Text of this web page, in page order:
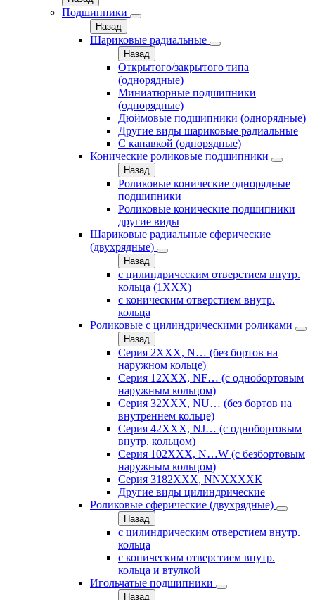
Подшипники
Назад
Шариковые радиальные
Назад
Открытого/закрытого типа
(однорядные)
Миниатюрные подшипники
(однорядные)
Дюймовые подшипники (однорядные)
Другие виды шариковые радиальные
С канавкой (однорядные)
Конические роликовые подшипники
Назад
Роликовые конические однорядные
подшипники
Роликовые конические подшипники
другие виды
Шариковые радиальные сферические
(двухрядные)
Назад
с цилиндрическим отверстием внутр.
кольца (1ХХХ)
с коническим отверстием внутр.
кольца
Роликовые с цилиндрическими роликами
Назад
Серия 2ХХХ, N… (без бортов на
наружном кольце)
Серия 12ХХХ, NF… (с однобортовым
наружным кольцом)
Серия 32ХХХ, NU… (без бортов на
внутреннем кольце)
Серия 42ХХХ, NJ… (с однобортовым
внутр. кольцом)
Серия 102ХХХ, N…W (с безбортовым
наружным кольцом)
Серия 3182ХХХ, NNХХХХК
Другие виды цилиндрические
Роликовые сферические (двухрядные)
Назад
с цилиндрическим отверстием внутр.
кольца
с коническим отверстием внутр.
кольца и втулкой
Игольчатые подшипники
Назад